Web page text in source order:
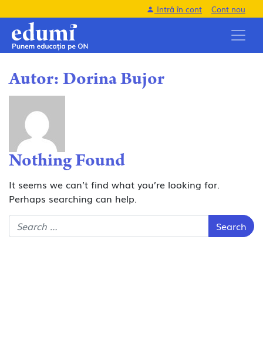
Intră în cont Cont nou
Autor: Dorina Bujor
Nothing Found
It seems we can’t find what you’re looking for.
Perhaps searching can help.
Search for: